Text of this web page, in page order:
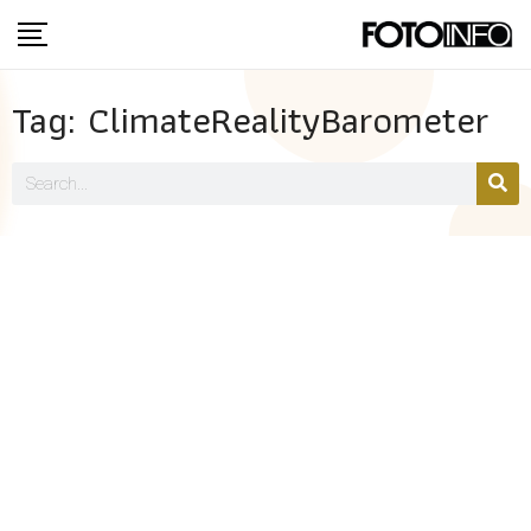
Tag: ClimateRealityBarometer